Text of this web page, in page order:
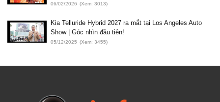
06/02/2026 (Xem: 3013)
Kia Telluride Hybrid 2027 ra mắt tại Los Angeles Auto
Show | Góc nhìn đầu tiên!
05/12/2025 (Xem: 3455)